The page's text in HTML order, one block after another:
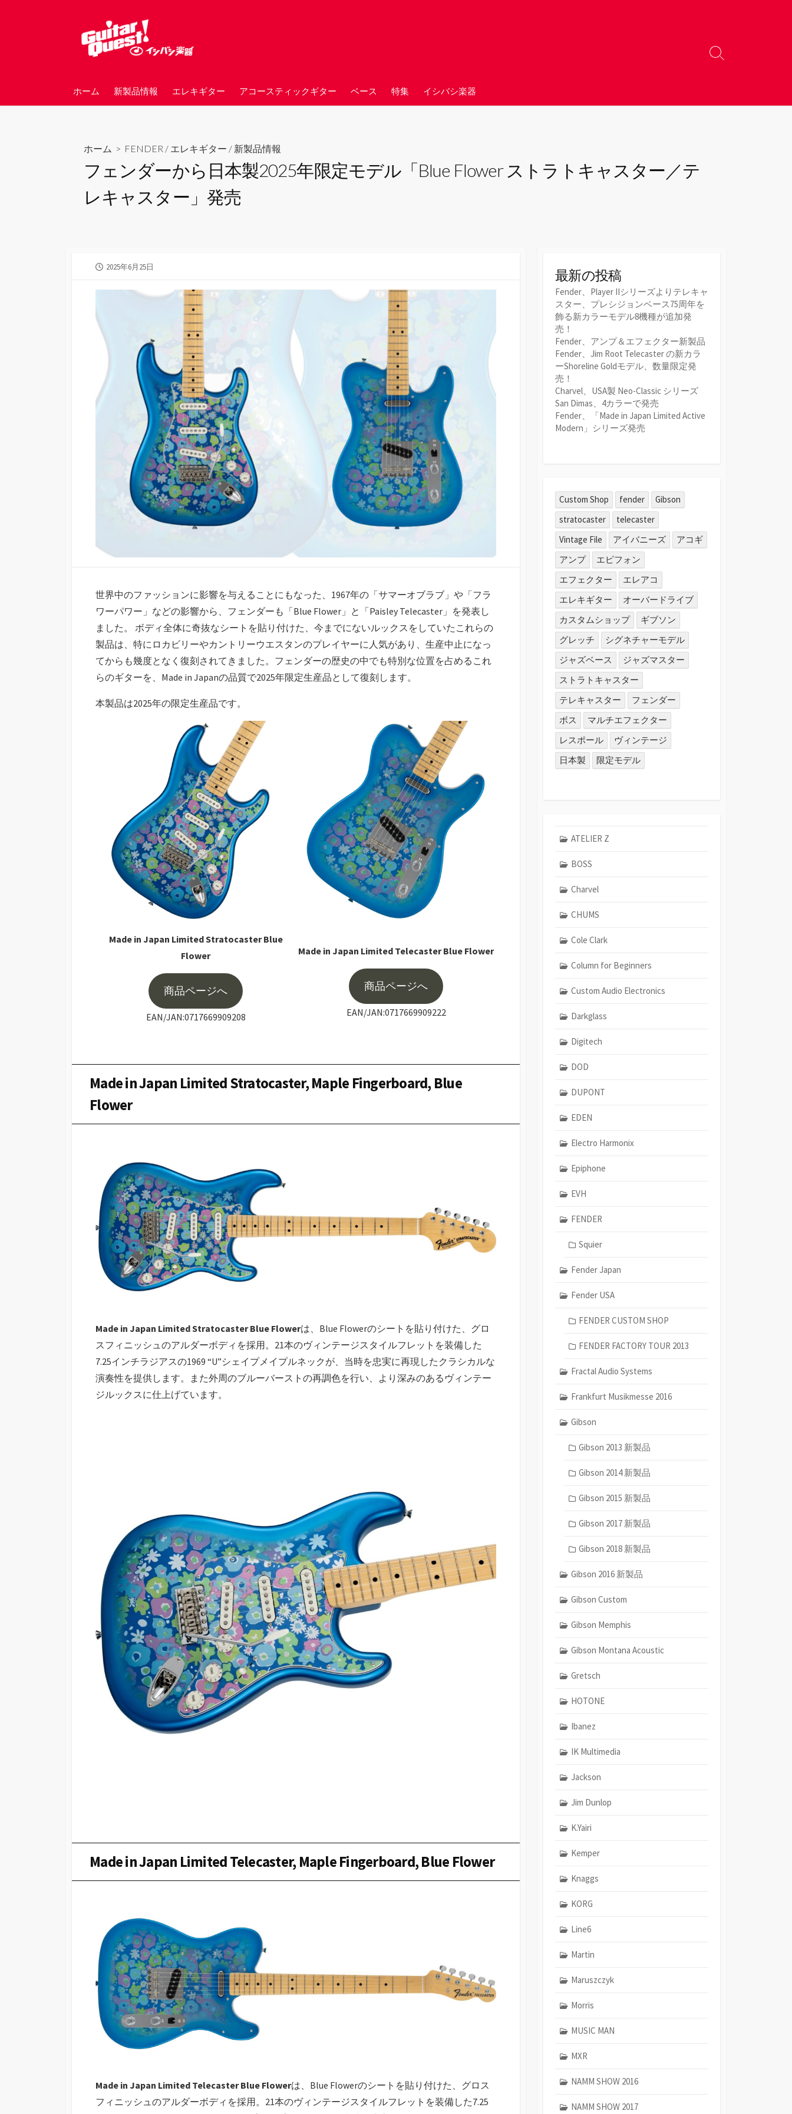
ホーム 新製品情報 エレキギター アコースティックギター ベース 特集 イシバシ楽器
検
替
ホーム > FENDER / エレキギター / 新製品情報
フェンダーから日本製2025年限定モデル「Blue Flower ストラトキャスター／テ
レキャスター」発売
公
日
2025年6月25日
世界中のファッションに影響を与えることにもなった、1967年の「サマーオブラブ」や「フラ
ワーパワー」などの影響から、フェンダーも「Blue Flower」と「Paisley Telecaster」を発表し
ました。 ボディ全体に奇抜なシートを貼り付けた、今までにないルックスをしていたこれらの
製品は、特にロカビリーやカントリーウエスタンのプレイヤーに人気があり、生産中止になっ
てからも幾度となく復刻されてきました。フェンダーの歴史の中でも特別な位置を占めるこれ
らのギターを、Made in Japanの品質で2025年限定生産品として復刻します。
本製品は2025年の限定生産品です。
Made in Japan Limited Stratocaster Blue
Flower
商品ページへ
EAN/JAN:0717669909208
Made in Japan Limited Telecaster Blue Flower
商品ページへ
EAN/JAN:0717669909222
Made in Japan Limited Stratocaster, Maple Fingerboard, Blue
Flower
Made in Japan Limited Stratocaster Blue Flowerは、Blue Flowerのシートを貼り付けた、グロ
スフィニッシュのアルダーボディを採用。21本のヴィンテージスタイルフレットを装備した
7.25インチラジアスの1969 “U”シェイプメイプルネックが、当時を忠実に再現したクラシカルな
演奏性を提供します。また外周のブルーバーストの再調色を行い、より深みのあるヴィンテー
ジルックスに仕上げています。
Made in Japan Limited Telecaster, Maple Fingerboard, Blue Flower
Made in Japan Limited Telecaster Blue Flowerは、Blue Flowerのシートを貼り付けた、グロス
フィニッシュのアルダーボディを採用。21本のヴィンテージスタイルフレットを装備した7.25
最新の投稿
Fender、Player IIシリーズよりテレキャ
スター、プレシジョンベース75周年を
飾る新カラーモデル8機種が追加発
売！
Fender、アンプ＆エフェクター新製品
Fender、Jim Root Telecaster の新カラ
ーShoreline Goldモデル、数量限定発
売！
Charvel、USA製 Neo-Classic シリーズ
San Dimas、4カラーで発売
Fender、「Made in Japan Limited Active
Modern」シリーズ発売
Custom Shop fender
Gibson
stratocaster
telecaster
Vintage File
アイバニーズ
アコギ
アンプ
エピフォン
エフェクター
エレアコ
エレキギター
オーバードライブ
カスタムショップ
ギブソン
グレッチ
シグネチャーモデル
ジャズベース
ジャズマスター
ストラトキャスター
テレキャスター
フェンダー
ボス
マルチエフェクター
レスポール
ヴィンテージ
日本製
限定モデル
ATELIER Z
BOSS
Charvel
CHUMS
Cole Clark
Column for Beginners
Custom Audio Electronics
Darkglass
Digitech
DOD
DUPONT
EDEN
Electro Harmonix
Epiphone
EVH
FENDER
Squier
Fender Japan
Fender USA
FENDER CUSTOM SHOP
FENDER FACTORY TOUR 2013
Fractal Audio Systems
Frankfurt Musikmesse 2016
Gibson
Gibson 2013 新製品
Gibson 2014 新製品
Gibson 2015 新製品
Gibson 2017 新製品
Gibson 2018 新製品
Gibson 2016 新製品
Gibson Custom
Gibson Memphis
Gibson Montana Acoustic
Gretsch
HOTONE
Ibanez
IK Multimedia
Jackson
Jim Dunlop
K.Yairi
Kemper
Knaggs
KORG
Line6
Martin
Maruszczyk
Morris
MUSIC MAN
MXR
NAMM SHOW 2016
NAMM SHOW 2017